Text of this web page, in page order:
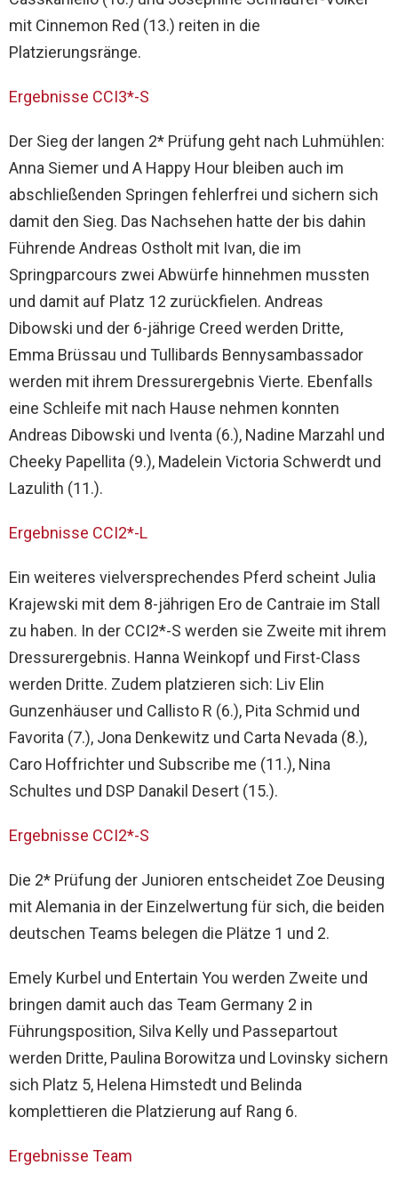
mit Cinnemon Red (13.) reiten in die
Platzierungsränge.
Ergebnisse CCI3*-S
Der Sieg der langen 2* Prüfung geht nach Luhmühlen:
Anna Siemer und A Happy Hour bleiben auch im
abschließenden Springen fehlerfrei und sichern sich
damit den Sieg. Das Nachsehen hatte der bis dahin
Führende Andreas Ostholt mit Ivan, die im
Springparcours zwei Abwürfe hinnehmen mussten
und damit auf Platz 12 zurückfielen. Andreas
Dibowski und der 6-jährige Creed werden Dritte,
Emma Brüssau und Tullibards Bennysambassador
werden mit ihrem Dressurergebnis Vierte. Ebenfalls
eine Schleife mit nach Hause nehmen konnten
Andreas Dibowski und Iventa (6.), Nadine Marzahl und
Cheeky Papellita (9.), Madelein Victoria Schwerdt und
Lazulith (11.).
Ergebnisse CCI2*-L
Ein weiteres vielversprechendes Pferd scheint Julia
Krajewski mit dem 8-jährigen Ero de Cantraie im Stall
zu haben. In der CCI2*-S werden sie Zweite mit ihrem
Dressurergebnis. Hanna Weinkopf und First-Class
werden Dritte. Zudem platzieren sich: Liv Elin
Gunzenhäuser und Callisto R (6.), Pita Schmid und
Favorita (7.), Jona Denkewitz und Carta Nevada (8.),
Caro Hoffrichter und Subscribe me (11.), Nina
Schultes und DSP Danakil Desert (15.).
Ergebnisse CCI2*-S
Die 2* Prüfung der Junioren entscheidet Zoe Deusing
mit Alemania in der Einzelwertung für sich, die beiden
deutschen Teams belegen die Plätze 1 und 2.
Emely Kurbel und Entertain You werden Zweite und
bringen damit auch das Team Germany 2 in
Führungsposition, Silva Kelly und Passepartout
werden Dritte, Paulina Borowitza und Lovinsky sichern
sich Platz 5, Helena Himstedt und Belinda
komplettieren die Platzierung auf Rang 6.
Ergebnisse Team